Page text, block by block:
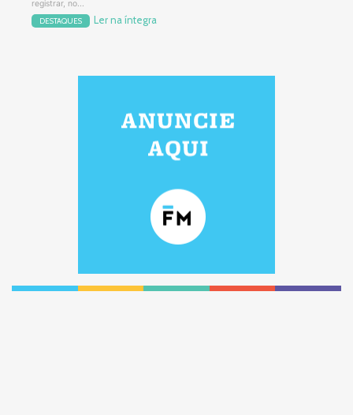
registrar, no...
DESTAQUES Ler na íntegra